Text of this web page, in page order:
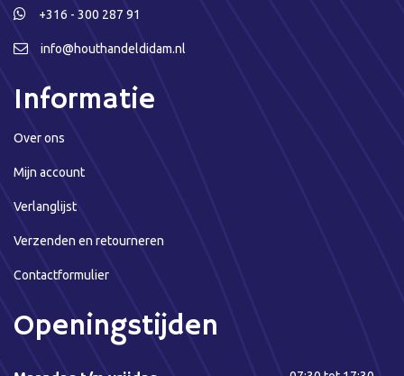
+316 - 300 287 91
info@houthandeldidam.nl
Informatie
Over ons
Mijn account
Verlanglijst
Verzenden en retourneren
Contactformulier
Openingstijden